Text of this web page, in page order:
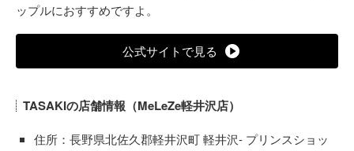
ップルにおすすめですよ。
公式サイトで見る
TASAKIの店舗情報（MeLeZe軽井沢店）
住所：長野県北佐久郡軽井沢町 軽井沢- プリンスショッ